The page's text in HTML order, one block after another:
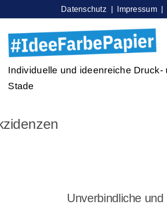
Datenschutz Impressum|
Individuelle und ideenreiche
Stade
Unverbindliche